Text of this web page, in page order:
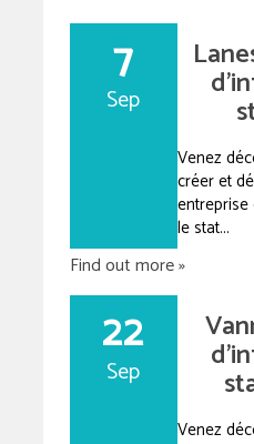
7
Sep
Venez
créer et
entreprise
le stat...
Find out more »
22
Sep
Venez